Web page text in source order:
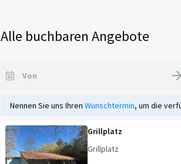
Alle buchbaren Angebote
Nennen Sie uns IhrenWunschtermin, um die
Grillplatz
Grillplatz